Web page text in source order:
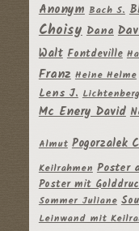
Anonym Bach S.
Choisy Dana
Walt Fontdeville
Franz Heine Helme
Lens J.
Mc Enery David
Almut Pogorzalek
Keilrahmen Poster
Poster mit
Sommer Juliane
Leinwand mit